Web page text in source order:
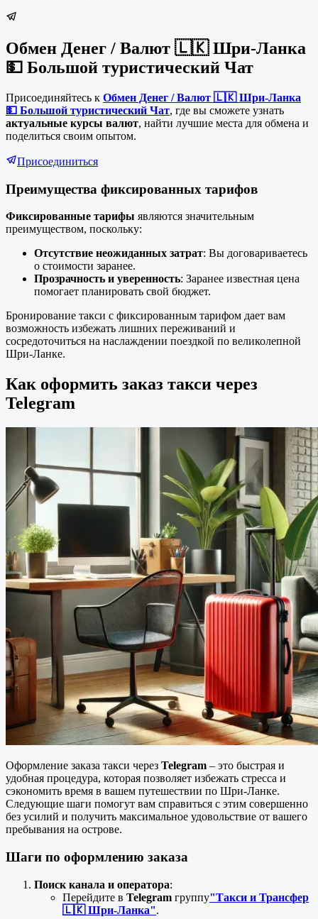
Обмен Денег / Валют 🇱🇰 Шри-Ланка
💵 Большой туристический Чат
Присоединяйтесь к Обмен Денег / Валют 🇱🇰 Шри-Ланка
💵 Большой туристический Чат, где вы сможете узнать
актуальные курсы валют, найти лучшие места для обмена и
поделиться своим опытом.
Присоединиться
Преимущества фиксированных тарифов
Фиксированные тарифы являются значительным
преимуществом, поскольку:
Отсутствие неожиданных затрат: Вы договариваетесь
о стоимости заранее.
Прозрачность и уверенность: Заранее известная цена
помогает планировать свой бюджет.
Бронирование такси с фиксированным тарифом дает вам
возможность избежать лишних переживаний и
сосредоточиться на наслаждении поездкой по великолепной
Шри-Ланке.
Как оформить заказ такси через
Telegram
Оформление заказа такси через Telegram – это быстрая и
удобная процедура, которая позволяет избежать стресса и
сэкономить время в вашем путешествии по Шри-Ланке.
Следующие шаги помогут вам справиться с этим совершенно
без усилий и получить максимальное удовольствие от вашего
пребывания на острове.
Шаги по оформлению заказа
Поиск канала и оператора:
Перейдите в Telegram группу"Такси и Трансфер
🇱🇰 Шри-Ланка".